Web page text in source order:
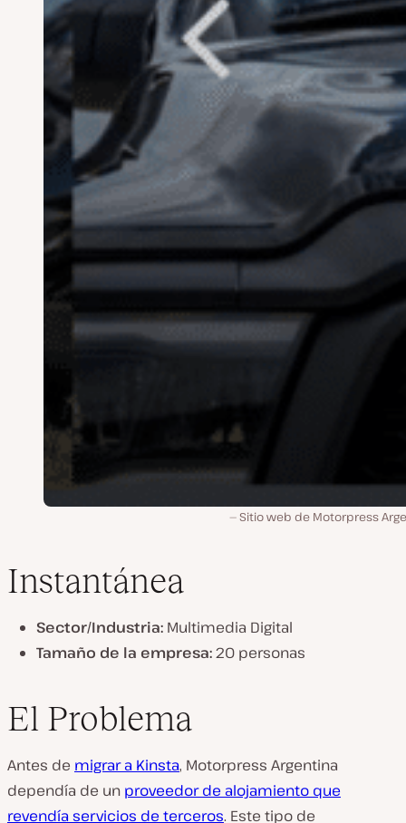
Sitio web de Motorpress
Instantánea
Sector/Industria: Multimedia Digital
Tamaño de la empresa:20 personas
El Problema
Antes de migrar a Kinsta, Motorpress Argentina
dependía de un proveedor de alojamiento que
revendía servicios de terceros. Este tipo de